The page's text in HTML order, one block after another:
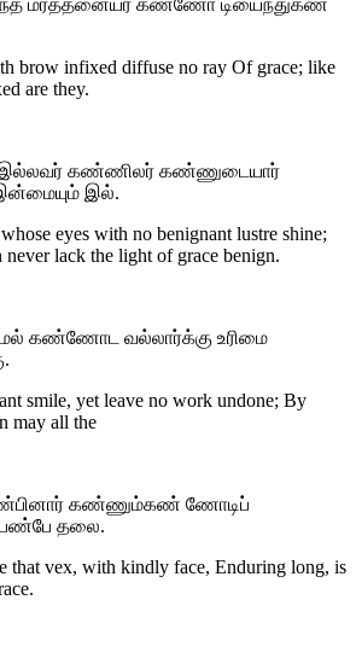
brow infixed diffuse no ray Of grace; like
are they.
கண்ணிலர் கண்ணுடையார்
இல்.
eyes with no benignant lustre shine;
never lack the light of grace benign.
கண்ணோட வல்லார்க்கு உரிமை
smile, yet leave no work undone; By
may all the
கண்ணும்கண் ணோடிப்
பண்பே தலை.
that vex, with kindly face, Enduring long, is